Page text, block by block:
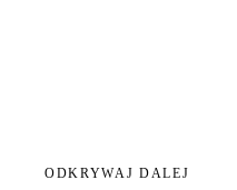
ODKRYWAJ DALEJ